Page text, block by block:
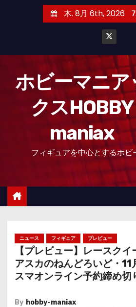
木. 8月 6th, 2026
ホビーマニア
クスHOBBY
maniax
フィギュアを中心とするホビ
ニュース フィギュア プレビュー
【プレビュー】レースク
アスカのねんどろいど・11
スマオンライン予約締め切
By hobby-maniax